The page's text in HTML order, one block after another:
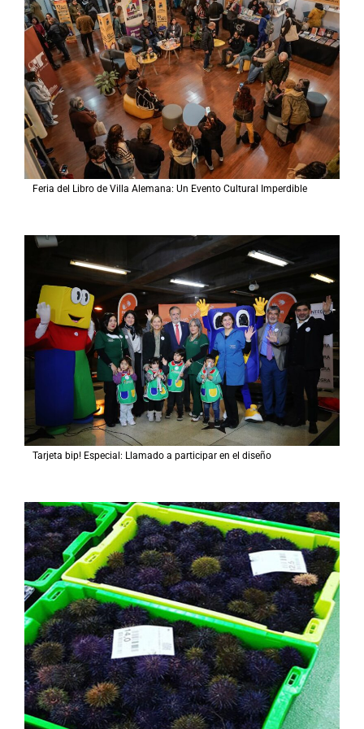
Feria del Libro de Villa Alemana: Un Evento Cultural Imperdible
Tarjeta bip! Especial: Llamado a participar en el diseño